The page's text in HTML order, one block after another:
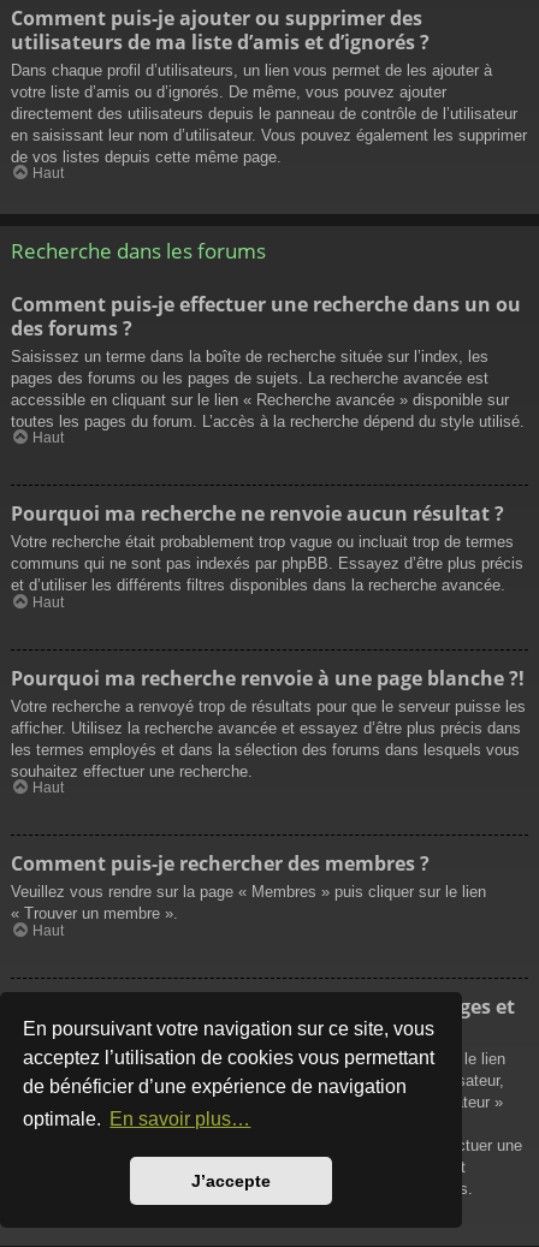
En poursuivant votre navigation sur ce site, vous
acceptez l’utilisation de cookies vous permettant
de bénéficier d’une expérience de navigation
optimale. En savoir plus…
J’accepte
Comment puis-je ajouter ou supprimer des
utilisateurs de ma liste d’amis et d’ignorés ?
Dans chaque profil d’utilisateurs, un lien vous permet de les ajouter à
votre liste d’amis ou d’ignorés. De même, vous pouvez ajouter
directement des utilisateurs depuis le panneau de contrôle de l’utilisateur
en saisissant leur nom d’utilisateur. Vous pouvez également les supprimer
de vos listes depuis cette même page.
Haut
Recherche dans les forums
Comment puis-je effectuer une recherche dans un ou
des forums ?
Saisissez un terme dans la boîte de recherche située sur l’index, les
pages des forums ou les pages de sujets. La recherche avancée est
accessible en cliquant sur le lien « Recherche avancée » disponible sur
toutes les pages du forum. L’accès à la recherche dépend du style utilisé.
Haut
Pourquoi ma recherche ne renvoie aucun résultat ?
Votre recherche était probablement trop vague ou incluait trop de termes
communs qui ne sont pas indexés par phpBB. Essayez d’être plus précis
et d’utiliser les différents filtres disponibles dans la recherche avancée.
Haut
Pourquoi ma recherche renvoie à une page blanche ?!
Votre recherche a renvoyé trop de résultats pour que le serveur puisse les
afficher. Utilisez la recherche avancée et essayez d’être plus précis dans
les termes employés et dans la sélection des forums dans lesquels vous
souhaitez effectuer une recherche.
Haut
Comment puis-je rechercher des membres ?
Veuillez vous rendre sur la page « Membres » puis cliquer sur le lien
« Trouver un membre ».
Haut
Comment puis-je retrouver mes propres messages et
sujets ?
Vos propres messages peuvent être affichés soit en cliquant sur le lien
« Afficher vos messages » dans le panneau de contrôle de l’utilisateur,
soit en cliquant sur le lien « Rechercher les messages de l’utilisateur »
sur la page de votre propre profil ou soit en cliquant sur le menu
« Raccourcis » situé sur la partie supérieure du forum. Pour effectuer une
recherche de vos propres sujets, utilisez la recherche avancée et
remplissez convenablement les options qui vous sont disponibles.